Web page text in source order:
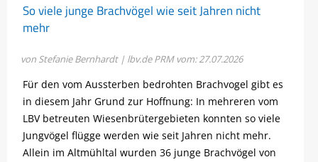
So viele junge Brachvögel wie seit Jahren nicht
mehr
von Stefanie Bernhardt | lbv.dePRM vom: 27.07.2026
Für den vom Aussterben bedrohten Brachvogel gibt es
in diesem Jahr Grund zur Hoffnung: In mehreren vom
LBV betreuten Wiesenbrütergebieten konnten so viele
Jungvögel flügge werden wie seit Jahren nicht mehr.
Allein im Altmühltal wurden 36 junge Brachvögel von